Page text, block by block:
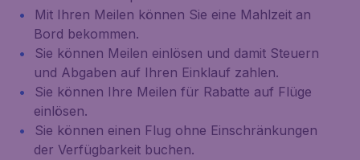
Mit Ihren Meilen können Sie eine Mahlzeit an
Bord bekommen.
Sie können Meilen einlösen und damit Steuern
und Abgaben auf Ihren Einklauf zahlen.
Sie können Ihre Meilen für Rabatte auf Flüge
einlösen.
Sie können einen Flug ohne Einschränkungen
der Verfügbarkeit buchen.